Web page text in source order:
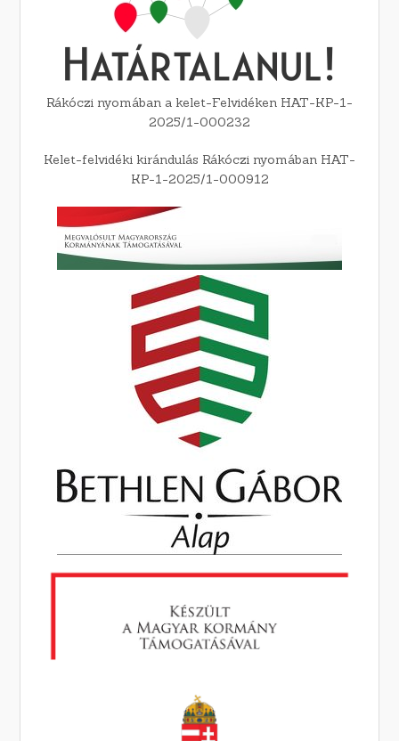
Rákóczi nyomában a kelet-Felvidéken HAT-KP-1-
2025/1-000232
Kelet-felvidéki kirándulás Rákóczi nyomában HAT-
KP-1-2025/1-000912